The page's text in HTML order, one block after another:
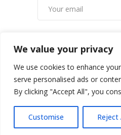
We value your privacy
We use cookies to enhance
serve personalised ads or
By clicking "Accept All", you
Customise Reject
Copyright @ Adventure